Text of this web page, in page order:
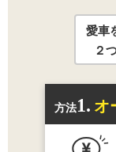
愛車
２
方法1. オ